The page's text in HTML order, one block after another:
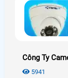
Công Ty
5941